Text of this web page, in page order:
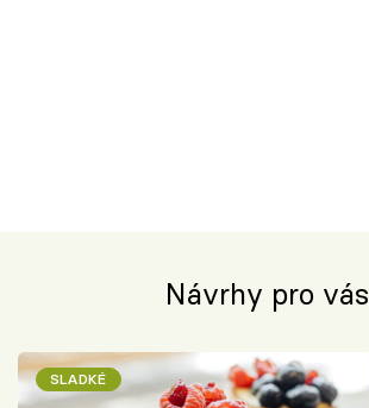
Návrhy pro vás
SLADKÉ